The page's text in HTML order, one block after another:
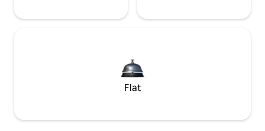
Flat